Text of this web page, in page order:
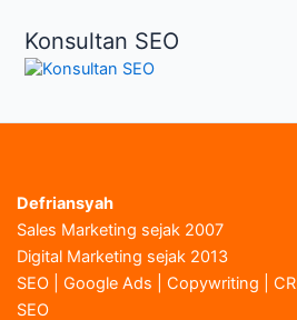
Konsultan SEO
Defriansyah
Sales Marketing sejak 2007
Digital Marketing sejak 2013
SEO | Google Ads | Copywriting |
SEO